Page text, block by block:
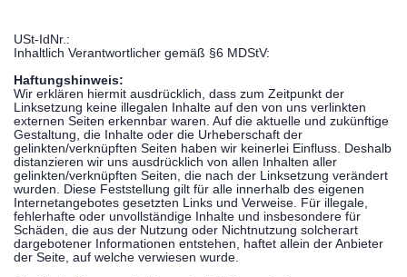
USt-IdNr.:
Inhaltlich Verantwortlicher gemäß §6 MDStV:
Haftungshinweis:
Wir erklären hiermit ausdrücklich, dass zum Zeitpunkt der
Linksetzung keine illegalen Inhalte auf den von uns verlinkten
externen Seiten erkennbar waren. Auf die aktuelle und zukünftige
Gestaltung, die Inhalte oder die Urheberschaft der
gelinkten/verknüpften Seiten haben wir keinerlei Einfluss. Deshalb
distanzieren wir uns ausdrücklich von allen Inhalten aller
gelinkten/verknüpften Seiten, die nach der Linksetzung verändert
wurden. Diese Feststellung gilt für alle innerhalb des eigenen
Internetangebotes gesetzten Links und Verweise. Für illegale,
fehlerhafte oder unvollständige Inhalte und insbesondere für
Schäden, die aus der Nutzung oder Nichtnutzung solcherart
dargebotener Informationen entstehen, haftet allein der Anbieter
der Seite, auf welche verwiesen wurde.